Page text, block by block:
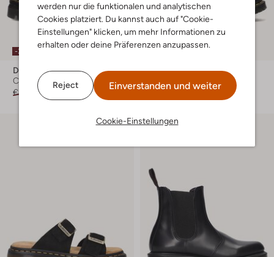
werden nur die funktionalen und analytischen
Cookies platziert. Du kannst auch auf "Cookie-
Einstellungen" klicken, um mehr Informationen zu
erhalten oder deine Präferenzen anzupassen.
Reject Einverstanden und weiter
Cookie-Einstellungen
-30%
Dr Martens
Chelsea Boots
€ 169,99
€ 118,99
Dr Martens
Winterstiefel
€ 209,99